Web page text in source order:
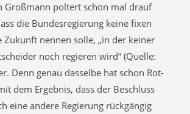
Großmann poltert schon mal drauf
die Bundesregierung keine fixen
Zukunft nennen solle, „in der keiner
noch regieren wird“ (Quelle:
Denn genau dasselbe hat schon Rot-
dem Ergebnis, dass der Beschluss
eine andere Regierung rückgängig